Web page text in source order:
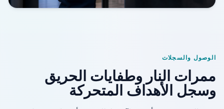
الوصول والسجلات
ممرات النار وطفايات الحريق
وسجل الأهداف المتحركة